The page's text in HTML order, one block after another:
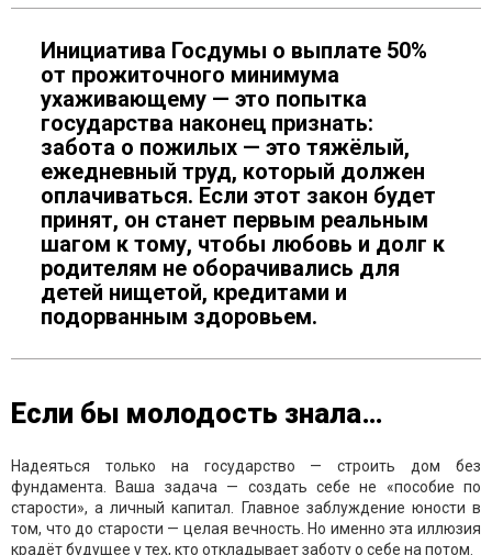
Инициатива Госдумы о выплате 50%
от прожиточного минимума
ухаживающему — это попытка
государства наконец признать:
забота о пожилых — это тяжёлый,
ежедневный труд, который должен
оплачиваться. Если этот закон будет
принят, он станет первым реальным
шагом к тому, чтобы любовь и долг к
родителям не оборачивались для
детей нищетой, кредитами и
подорванным здоровьем.
Если бы молодость знала…
Надеяться только на государство — строить дом без
фундамента. Ваша задача — создать себе не «пособие по
старости», а личный капитал. Главное заблуждение юности в
том, что до старости — целая вечность. Но именно эта иллюзия
крадёт будущее у тех, кто откладывает заботу о себе на потом.